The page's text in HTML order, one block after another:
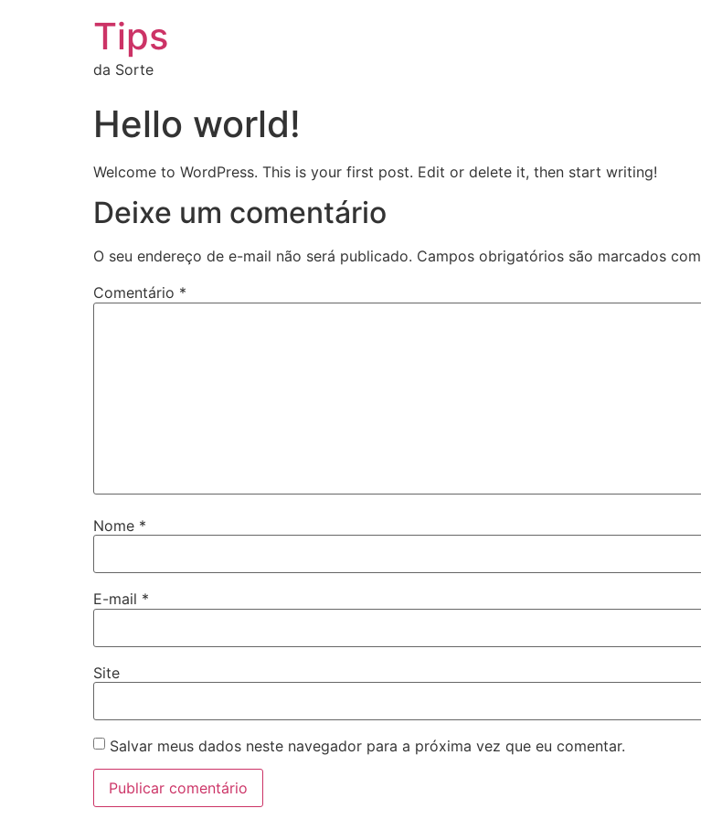
Tips
da Sorte
Hello world!
Welcome to WordPress. This is your first post. Edit or delete it, then start writing!
Deixe um comentário
O seu endereço de e-mail não será publicado. Campos obrigatórios são marcados com
Comentário *
Nome *
E-mail *
Site
Salvar meus dados neste navegador para a próxima vez que eu comentar.